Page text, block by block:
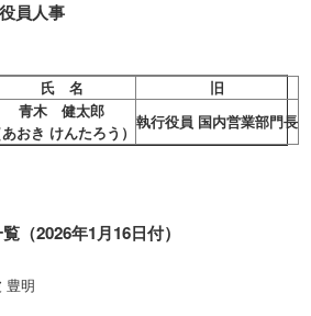
員人事
氏 名
旧
青木 健太郎
あおき けんたろう）
執行役員 国内営業部門長
（2026年1月16日付）
明